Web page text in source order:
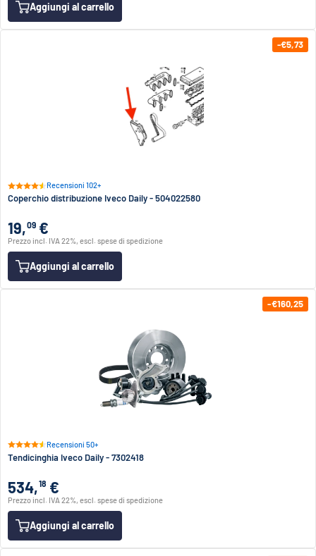
Aggiungi al carrello
-€5,73
Recensioni 102+
Coperchio distribuzione Iveco Daily - 504022580
19,09 €
Prezzo incl. IVA 22%, escl. spese di spedizione
Aggiungi al carrello
-€160,25
Recensioni 50+
Tendicinghia Iveco Daily - 7302418
534,18 €
Prezzo incl. IVA 22%, escl. spese di spedizione
Aggiungi al carrello